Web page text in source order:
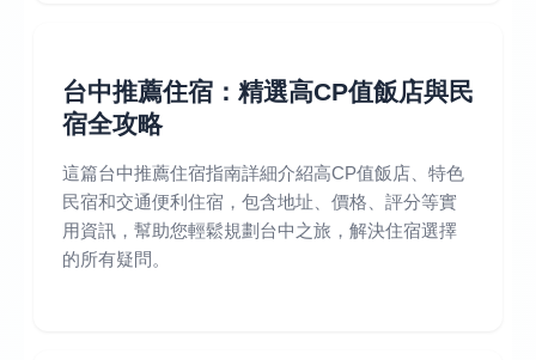
台中推薦住宿：精選高CP值飯店與民
宿全攻略
這篇台中推薦住宿指南詳細介紹高CP值飯店、特色
民宿和交通便利住宿，包含地址、價格、評分等實
用資訊，幫助您輕鬆規劃台中之旅，解決住宿選擇
的所有疑問。